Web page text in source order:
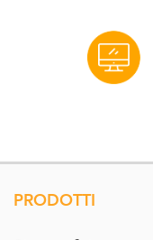
PRODOTTI